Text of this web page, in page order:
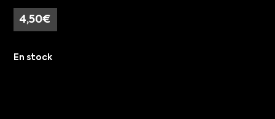
4,50€
En stock